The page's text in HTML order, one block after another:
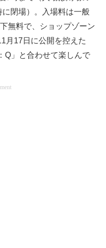
閉場）。入場料は一般
無料で、ショップゾーン
月17日に公開を控えた
Q」と合わせて楽しんで